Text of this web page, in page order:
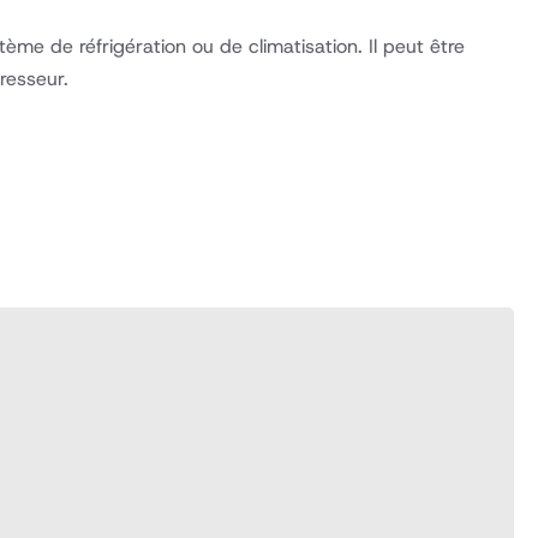
de réfrigération ou de climatisation. Il peut être